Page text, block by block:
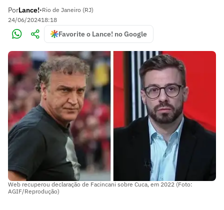
PorLance!•Rio de Janeiro (RJ)
24/06/202418:18
Favorite o Lance! no Google
Web recuperou declaração de Facincani sobre Cuca, em 2022 (Foto:
AGIF/Reprodução)